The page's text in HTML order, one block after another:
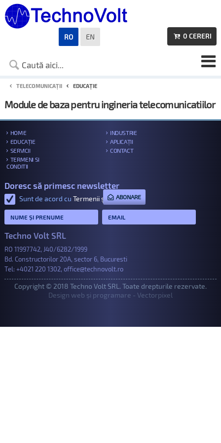

0 CERERI
TELECOMUNICAȚII EDUCAȚIE
Module de baza pentru ingineria telecomunicatiilor
RO EN
HOME
INDUSTRIE
EDUCAȚIE
APLICAȚII
SERVICII
CONTACT
TERMENI SI
CONDITII
Doresc să primesc newsletter
Sunt de acord cu Termenii și condițiile.
ABONARE
Techno Volt SRL
RO 11997742, J40/6282/1999
Bd. Constructorilor 20A, sector 6, Bucuresti
Tel: +4021 220 1302, office@technovolt.ro
Copyright © 2018 Techno Volt SRL. Toate drepturile rezervate.
Design web și programare - Vectorpixel